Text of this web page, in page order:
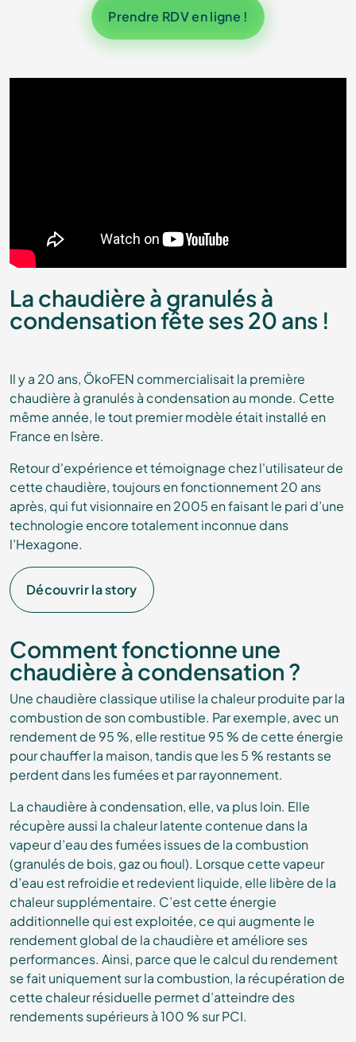
Prendre RDV en ligne !
La chaudière à granulés à
condensation fête ses 20 ans !
Il y a 20 ans, ÖkoFEN commercialisait la première
chaudière à granulés à condensation au monde. Cette
même année, le tout premier modèle était installé en
France en Isère.
Retour d'expérience et témoignage chez l'utilisateur de
cette chaudière, toujours en fonctionnement 20 ans
après, qui fut visionnaire en 2005 en faisant le pari d’une
technologie encore totalement inconnue dans
l’Hexagone.
Découvrir la story
Comment fonctionne une
chaudière à condensation ?
Une chaudière classique utilise la chaleur produite par la
combustion de son combustible. Par exemple, avec un
rendement de 95 %, elle restitue 95 % de cette énergie
pour chauffer la maison, tandis que les 5 % restants se
perdent dans les fumées et par rayonnement.
La chaudière à condensation, elle, va plus loin. Elle
récupère aussi la chaleur latente contenue dans la
vapeur d’eau des fumées issues de la combustion
(granulés de bois, gaz ou fioul). Lorsque cette vapeur
d’eau est refroidie et redevient liquide, elle libère de la
chaleur supplémentaire. C’est cette énergie
additionnelle qui est exploitée, ce qui augmente le
rendement global de la chaudière et améliore ses
performances. Ainsi, parce que le calcul du rendement
se fait uniquement sur la combustion, la récupération de
cette chaleur résiduelle permet d’atteindre des
rendements supérieurs à 100 % sur PCI.